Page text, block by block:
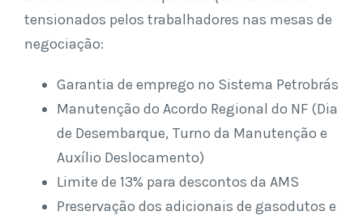
tensionados pelos trabalhadores nas mesas de
negociação:
Garantia de emprego no Sistema Petrobrás
Manutenção do Acordo Regional do NF (Dia
de Desembarque, Turno da Manutenção e
Auxílio Deslocamento)
Limite de 13% para descontos da AMS
Preservação dos adicionais de gasodutos e